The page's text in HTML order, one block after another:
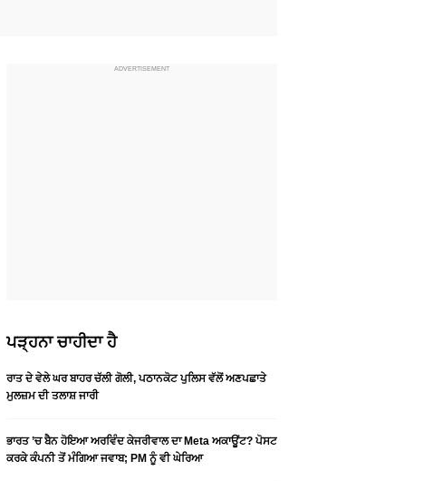
ਪੜ੍ਹਨਾ ਚਾਹੀਦਾ ਹੈ
ਰਾਤ ਦੇ ਵੇਲੇ ਘਰ ਬਾਹਰ ਚੱਲੀ ਗੋਲੀ, ਪਠਾਨਕੋਟ ਪੁਲਿਸ ਵੱਲੋਂ ਅਣਪਛਾਤੇ
ਮੁਲਜ਼ਮ ਦੀ ਤਲਾਸ਼ ਜਾਰੀ
ਭਾਰਤ ’ਚ ਬੈਨ ਹੋਇਆ ਅਰਵਿੰਦ ਕੇਜਰੀਵਾਲ ਦਾ Meta ਅਕਾਊਂਟ? ਪੋਸਟ
ਕਰਕੇ ਕੰਪਨੀ ਤੋਂ ਮੰਗਿਆ ਜਵਾਬ; PM ਨੂੰ ਵੀ ਘੇਰਿਆ